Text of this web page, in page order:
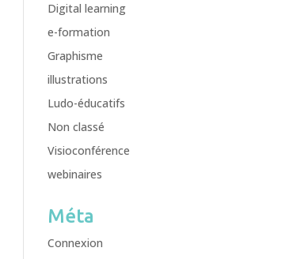
Digital learning
e-formation
Graphisme
illustrations
Ludo-éducatifs
Non classé
Visioconférence
webinaires
Méta
Connexion